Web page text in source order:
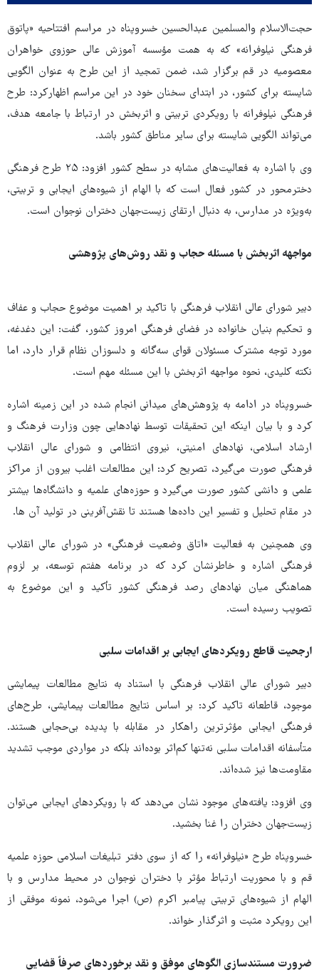
حجت‌الاسلام والمسلمین عبدالحسین خسروپناه در مراسم افتتاحیه «پاتوق
فرهنگی نیلوفرانه» که به همت مؤسسه آموزش عالی حوزوی خواهران
معصومیه در قم برگزار شد، ضمن تمجید از این طرح به عنوان الگویی
شایسته برای کشور، در ابتدای سخنان خود در این مراسم اظهارکرد: طرح
فرهنگی نیلوفرانه با رویکردی تربیتی و اثربخش در ارتباط با جامعه هدف،
می‌تواند الگویی شایسته برای سایر مناطق کشور باشد.
وی با اشاره به فعالیت‌های مشابه در سطح کشور افزود: ۲۵ طرح فرهنگی
دخترمحور در کشور فعال است که با الهام از شیوه‌های ایجابی و تربیتی،
به‌ویژه در مدارس، به دنبال ارتقای زیست‌جهان دختران نوجوان است.
مواجهه اثربخش با مسئله حجاب و نقد روش‌های پژوهشی
دبیر شورای عالی انقلاب فرهنگی با تاکید بر اهمیت موضوع حجاب و عفاف
و تحکیم بنیان خانواده در فضای فرهنگی امروز کشور، گفت: این دغدغه،
مورد توجه مشترک مسئولان قوای سه‌گانه و دلسوزان نظام قرار دارد، اما
نکته کلیدی، نحوه مواجهه اثربخش با این مسئله مهم است.
خسروپناه در ادامه به پژوهش‌های میدانی انجام شده در این زمینه اشاره
کرد و با بیان اینکه این تحقیقات توسط نهادهایی چون وزارت فرهنگ و
ارشاد اسلامی، نهادهای امنیتی، نیروی انتظامی و شورای عالی انقلاب
فرهنگی صورت می‌گیرد، تصریح کرد: این مطالعات اغلب بیرون از مراکز
علمی و دانشی کشور صورت می‌گیرد و حوزه‌های علمیه و دانشگاه‌ها بیشتر
در مقام تحلیل و تفسیر این داده‌ها هستند تا نقش‌آفرینی در تولید آن ها.
وی همچنین به فعالیت «اتاق وضعیت فرهنگی» در شورای عالی انقلاب
فرهنگی اشاره و خاطرنشان کرد که در برنامه هفتم توسعه، بر لزوم
هماهنگی میان نهادهای رصد فرهنگی کشور تأکید و این موضوع به
تصویب رسیده است.
ارجحیت قاطع رویکردهای ایجابی بر اقدامات سلبی
دبیر شورای عالی انقلاب فرهنگی با استناد به نتایج مطالعات پیمایشی
موجود، قاطعانه تاکید کرد: بر اساس نتایج مطالعات پیمایشی، طرح‌های
فرهنگی ایجابی مؤثرترین راهکار در مقابله با پدیده بی‌حجابی هستند.
متأسفانه اقدامات سلبی نه‌تنها کم‌اثر بوده‌اند بلکه در مواردی موجب تشدید
مقاومت‌ها نیز شده‌اند.
وی افزود: یافته‌های موجود نشان می‌دهد که با رویکردهای ایجابی می‌توان
زیست‌جهان دختران را غنا بخشید.
خسروپناه طرح «نیلوفرانه» را که از سوی دفتر تبلیغات اسلامی حوزه علمیه
قم و با محوریت ارتباط مؤثر با دختران نوجوان در محیط مدارس و با
الهام از شیوه‌های تربیتی پیامبر اکرم (ص) اجرا می‌شود، نمونه موفقی از
این رویکرد مثبت و اثرگذار خواند.
ضرورت مستندسازی الگوهای موفق و نقد برخوردهای صرفاً قضایی